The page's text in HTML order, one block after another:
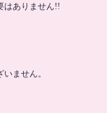
はありません!!
ません。